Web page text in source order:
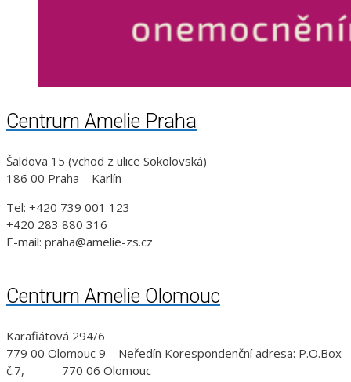
Centrum Amelie Praha
Šaldova 15 (vchod z ulice Sokolovská)
186 00 Praha – Karlín
Tel: +420 739 001 123
+420 283 880 316
E-mail: praha@amelie-zs.cz
Centrum Amelie Olomouc
Karafiátová 294/6
779 00 Olomouc 9 – Neředín Korespondenční adresa: P.O.Box
č.7, 770 06 Olomouc